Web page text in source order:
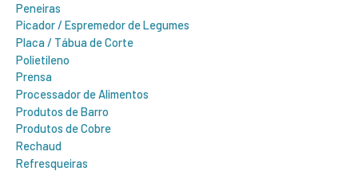
Peneiras
Picador / Espremedor de Legumes
Placa / Tábua de Corte
Polietileno
Prensa
Processador de Alimentos
Produtos de Barro
Produtos de Cobre
Rechaud
Refresqueiras